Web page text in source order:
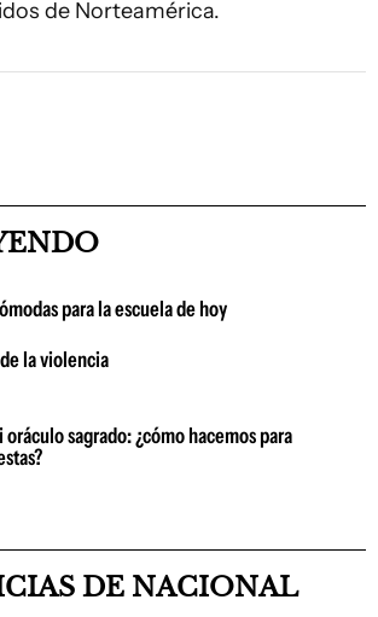
de Norteamérica.
para la escuela de hoy
la violencia
sagrado: ¿cómo hacemos para
DE NACIONAL